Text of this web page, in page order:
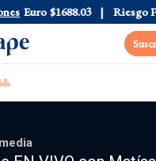
Euro $1688.03 Riesgo